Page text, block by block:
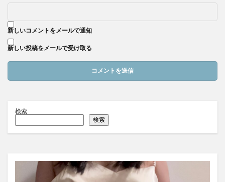
新しいコメントをメールで通知
新しい投稿をメールで受け取る
検索
検索